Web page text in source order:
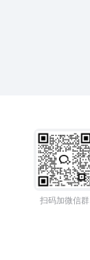
扫码加微信群